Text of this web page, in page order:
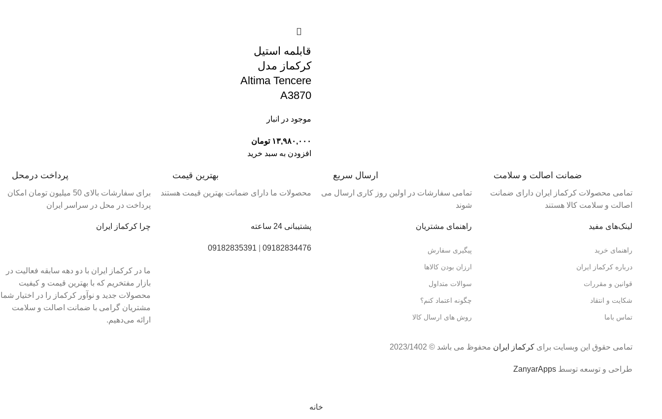
قابلمه استیل
کرکماز مدل
Altima Tencere
A3870
موجود در انبار
۱۳,۹۸۰,۰۰۰ تومان
افزودن به سبد خرید
ضمانت اصالت و سلامت
تمامی محصولات کرکماز ایران دارای ضمانت
اصالت و سلامت کالا هستند
ارسال سریع
تمامی سفارشات در اولین روز کاری ارسال می
شوند
بهترین قیمت
محصولات ما دارای ضمانت بهترین قیمت هستند
پرداخت درمحل
برای سفارشات بالای 50 میلیون تومان امکان
پرداخت در محل در سراسر ایران
لینک‌های مفید
راهنمای خرید
درباره کرکماز ایران
قوانین و مقررات
شکایت و انتقاد
تماس باما
راهنمای مشتریان
پیگیری سفارش
ارزان بودن کالاها
سوالات متداول
چگونه اعتماد کنم؟
روش های ارسال کالا
پشتیبانی 24 ساعته
09182834476
09182835391
چرا کرکماز ایران
ما در کرکماز ایران با دو دهه سابقه فعالیت در
بازار مفتخریم که با بهترین قیمت و کیفیت
محصولات جدید و نوآور کرکماز را در اختیار شما
مشتریان گرامی با ضمانت اصالت و سلامت
ارائه می‌دهیم.
تمامی حقوق این وبسایت برای کرکماز ایران محفوظ می باشد © 2023/1402
طراحی و توسعه توسط ZanyarApps
خانه